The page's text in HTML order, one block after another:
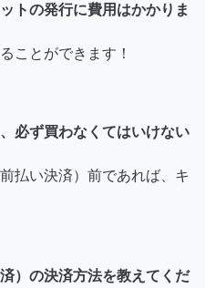
トの発行に費用はかかりま
ことができます！
必ず買わなくてはいけない
払い決済）前であれば、キ
）の決済方法を教えてくだ